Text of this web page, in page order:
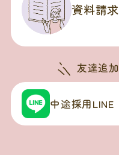
資料請求
友達追
中途採用LINE